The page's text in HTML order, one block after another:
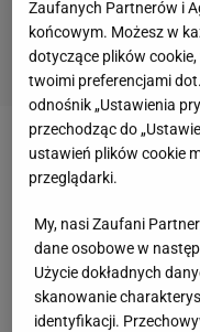
Zobacz wideo
Świątek
na trzecim miejscu
29 minut - tyle
Zaufanych Partnerów i
końcowym. Możesz w
dotyczące plików
twoimi preferencjami
odnośnik „Ustawienia
przechodząc do
ustawień plików cookie
przeglądarki.
My, nasi Zaufani
dane osobowe w
Użycie dokładnych
skanowanie
identyfikacji.